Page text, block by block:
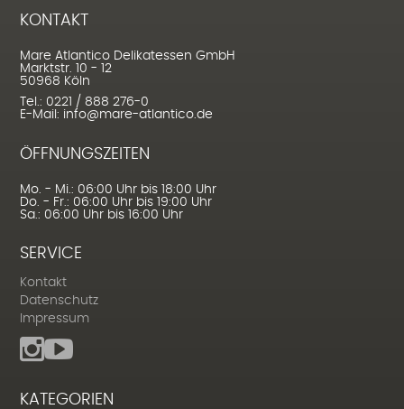
KONTAKT
Mare Atlantico Delikatessen GmbH
Marktstr. 10 - 12
50968 Köln
Tel.: 0221 / 888 276-0
E-Mail: info@mare-atlantico.de
ÖFFNUNGSZEITEN
Mo. - Mi.: 06:00 Uhr bis 18:00 Uhr
Do. - Fr.: 06:00 Uhr bis 19:00 Uhr
Sa.: 06:00 Uhr bis 16:00 Uhr
SERVICE
Kontakt
Datenschutz
Impressum
KATEGORIEN